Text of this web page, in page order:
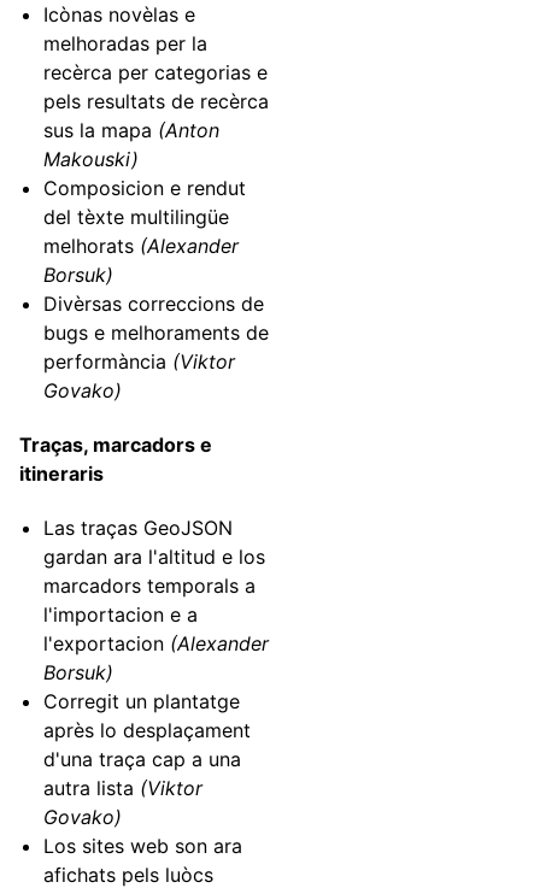
Icònas novèlas e
melhoradas per la
recèrca per categorias e
pels resultats de recèrca
sus la mapa (Anton
Makouski)
Composicion e rendut
del tèxte multilingüe
melhorats (Alexander
Borsuk)
Divèrsas correccions de
bugs e melhoraments de
performància (Viktor
Govako)
Traças, marcadors e
itineraris
Las traças GeoJSON
gardan ara l'altitud e los
marcadors temporals a
l'importacion e a
l'exportacion (Alexander
Borsuk)
Corregit un plantatge
après lo desplaçament
d'una traça cap a una
autra lista (Viktor
Govako)
Los sites web son ara
afichats pels luòcs